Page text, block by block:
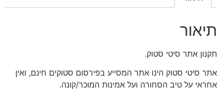
תיאור
תקנון אתר סיטי סטוק.
אתר סיטי סטוק הינו אתר המסייע בפירסום סטוקים חינם, ואין
אחראי על טיב הסחורה ועל אמינות המוכר/קונה.